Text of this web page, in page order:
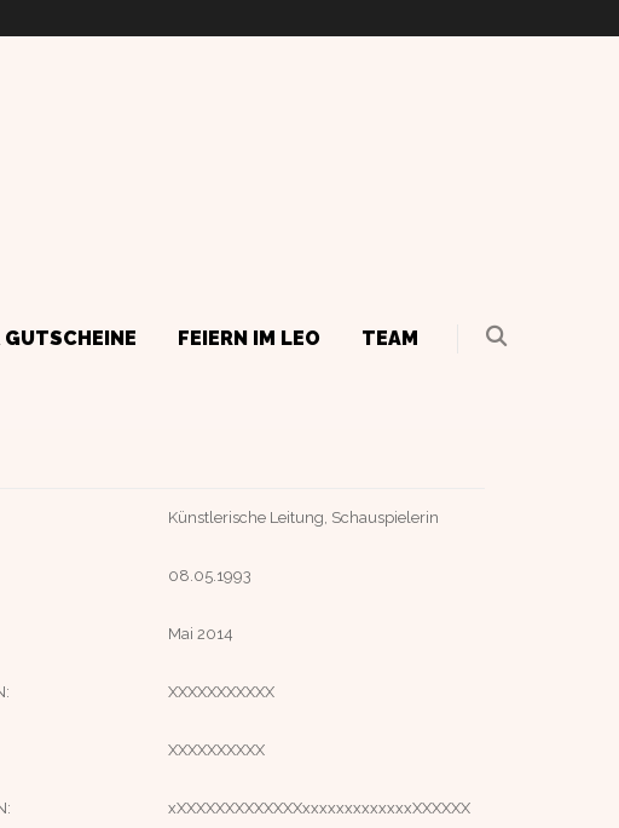
FEIERN IM LEO TEAM
Künstlerische Leitung, Schauspielerin
08.05.1993
Mai 2014
XXXXXXXXXXX
XXXXXXXXXX
xXXXXXXXXXXXXXxxxxxxxxxxxxxXXXXXX